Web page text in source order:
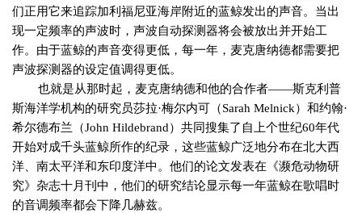
们正用它来追踪加利福尼亚海岸附近的蓝鲸发出的声音。当出
现一定频率的声波时，声波自动探测器将会被放出并开始工
作。由于蓝鲸的声音变得更低，每一年，麦克唐纳德都需要把
声波探测器的设定值调得更低。
也就是从那时起，麦克唐纳德和他的合作者——斯克利普
斯海洋学机构的研究员莎拉·梅尔内可（Sarah Melnick）和约翰·
希尔德布兰（John Hildebrand）共同搜集了自上个世纪60年代
开始对成千头蓝鲸所作的纪录，这些蓝鲸广泛地分布在北大西
洋、南太平洋和东印度洋中。他们的论文发表在《濒危动物研
究》杂志十月刊中，他们的研究结论显示每一年蓝鲸在歌唱时
的音调频率都会下降几赫兹。